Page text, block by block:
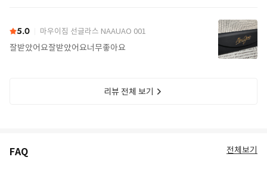
5.0 마우이짐 선글라스 NAAUAO 001
잘받았어요잘받았어요너무좋아요
리뷰 전체 보기
FAQ 전체보기